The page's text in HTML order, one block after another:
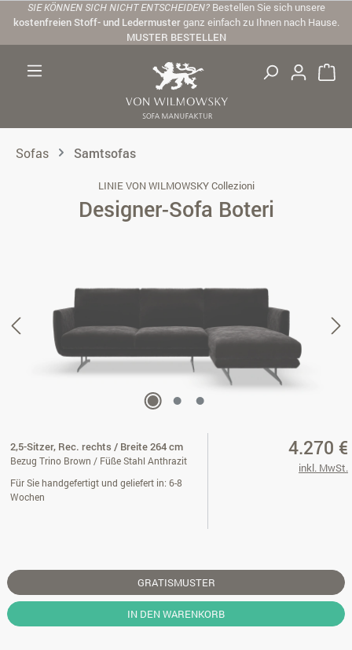
Zum Hauptinhalt springen
SIE KÖNNEN SICH NICHT ENTSCHEIDEN? Bestellen Sie sich unsere
kostenfreien Stoff- und Ledermusterganz einfach zu Ihnen nach Hause.
MUSTER BESTELLEN
Sofas Samtsofas
LINIE VON WILMOWSKY Collezioni
Designer-Sofa Boteri
2,5-Sitzer, Rec. rechts / Breite 264 cm
Bezug Trino Brown / Füße Stahl Anthrazit
Für Sie handgefertigt und geliefert in: 6-8
Wochen
4.270 €
inkl. MwSt.
GRATISMUSTER
IN DEN WARENKORB